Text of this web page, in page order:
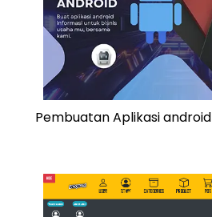
Pembuatan Aplikasi android